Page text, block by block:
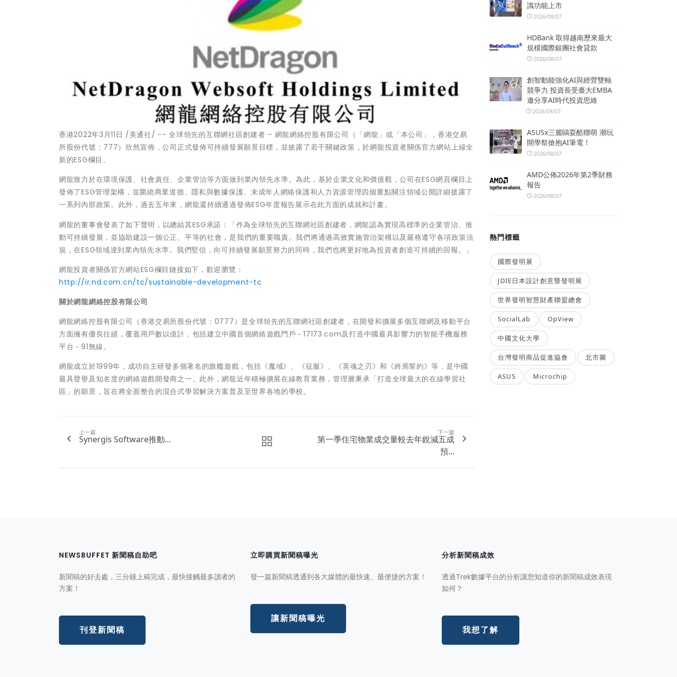
香港2022年3月11日 /美通社/ -- 全球領先的互聯網社區創建者 – 網龍網絡控股有限公司（「網龍」或「本公司」，香港交易
所股份代號：777）欣然宣佈，公司正式發佈可持續發展願景目標，並披露了若干關鍵政策，於網龍投資者關係官方網站上線全
新的ESG欄目。
網龍致力於在環境保護、社會責任、企業管治等方面做到業內領先水準。為此，基於企業文化和價值觀，公司在ESG網頁欄目上
發佈了ESG管理架構，並圍繞商業道德、隱私與數據保護、未成年人網絡保護和人力資源管理四個重點關注領域公開詳細披露了
一系列內部政策。此外，過去五年來，網龍還持續通過發佈ESG年度報告展示在此方面的成就和計畫。
網龍的董事會發表了如下聲明，以總結其ESG承諾：「作為全球領先的互聯網社區創建者，網龍認為實現高標準的企業管治、推
動可持續發展，並協助建設一個公正、平等的社會，是我們的重要職責。我們將通過高效實施管治架構以及嚴格遵守各項政策法
規，在ESG領域達到業內領先水準。我們堅信，向可持續發展願景努力的同時，我們也將更好地為投資者創造可持續的回報。」
網龍投資者關係官方網站ESG欄目鏈接如下，歡迎瀏覽：
http://ir.nd.com.cn/tc/sustainable-development-tc
關於網龍網絡控股有限公司
網龍網絡控股有限公司（香港交易所股份代號：0777）是全球領先的互聯網社區創建者，在開發和擴展多個互聯網及移動平台
方面擁有優良往績，覆蓋用戶數以億計，包括建立中國首個網絡遊戲門戶－17173.com及打造中國最具影響力的智能手機服務
平台－91無線。
網龍成立於1999年，成功自主研發多個著名的旗艦遊戲，包括《魔域》、《征服》、《英魂之刃》和《終焉誓約》等，是中國
最具聲譽及知名度的網絡遊戲開發商之一。此外，網龍近年積極擴展在線教育業務，管理層秉承「打造全球最大的在線學習社
區」的願景，旨在將全面整合的混合式學習解決方案普及至世界各地的學校。
上一篇
Synergis Software推動...
下一篇
第一季住宅物業成交量較去年銳減五成
預...
識功能上市
2026/08/07
HDBank 取得越南歷來最大
規模國際銀團社會貸款
2026/08/07
創智動能強化AI與經營雙軸
競爭力 投資長受臺大EMBA
邀分享AI時代投資思維
2026/08/07
ASUSx三麗鷗耍酷聯萌 潮玩
開學祭搶抱AI筆電！
2026/08/07
AMD公佈2026年第2季財務
報告
2026/08/07
熱門標籤
國際發明展
JDIE日本設計創意暨發明展
世界發明智慧財產聯盟總會
SocialLab OpView
中國文化大學
台灣發明商品促進協會 北市圖
ASUS Microchip
NEWSBUFFET 新聞稿自助吧
新聞稿的好去處，三分鐘上稿完成，最快接觸最多讀者的
方案！
刊登新聞稿
立即購買新聞稿曝光
發一篇新聞稿透通到各大媒體的最快速、最便捷的方案！
讓新聞稿曝光
分析新聞稿成效
透過Trek數據平台的分析讓您知道你的新聞稿成效表現
如何？
我想了解